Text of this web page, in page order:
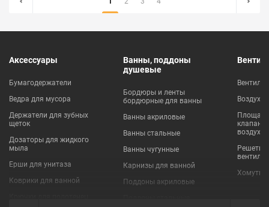
Аксессуары
Бумагодержатели
Ведра для мусора
Держатели для зубных
щеток
Дозаторы для жидкого
мыла
Ерши для унитаза
Коврики для ванной
Ванны, поддоны
душевые
Бордюры и ленты
бордюрные для ванны
Ванны акриловые
Ванны стальные
Ванны чугунные
Карнизы для ванной
Поддоны акриловые
клапаны
Решетки
Хомуты